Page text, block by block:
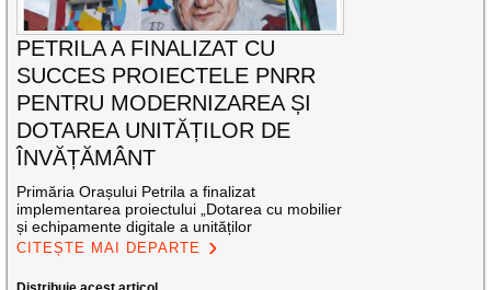
PETRILA A FINALIZAT CU
SUCCES PROIECTELE PNRR
PENTRU MODERNIZAREA ȘI
DOTAREA UNITĂȚILOR DE
ÎNVĂȚĂMÂNT
Primăria Orașului Petrila a finalizat
implementarea proiectului „Dotarea cu mobilier
și echipamente digitale a unităților
CITEȘTE MAI DEPARTE